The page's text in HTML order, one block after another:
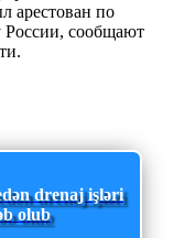
арестован по
сообщают
drenaj işləri
olub